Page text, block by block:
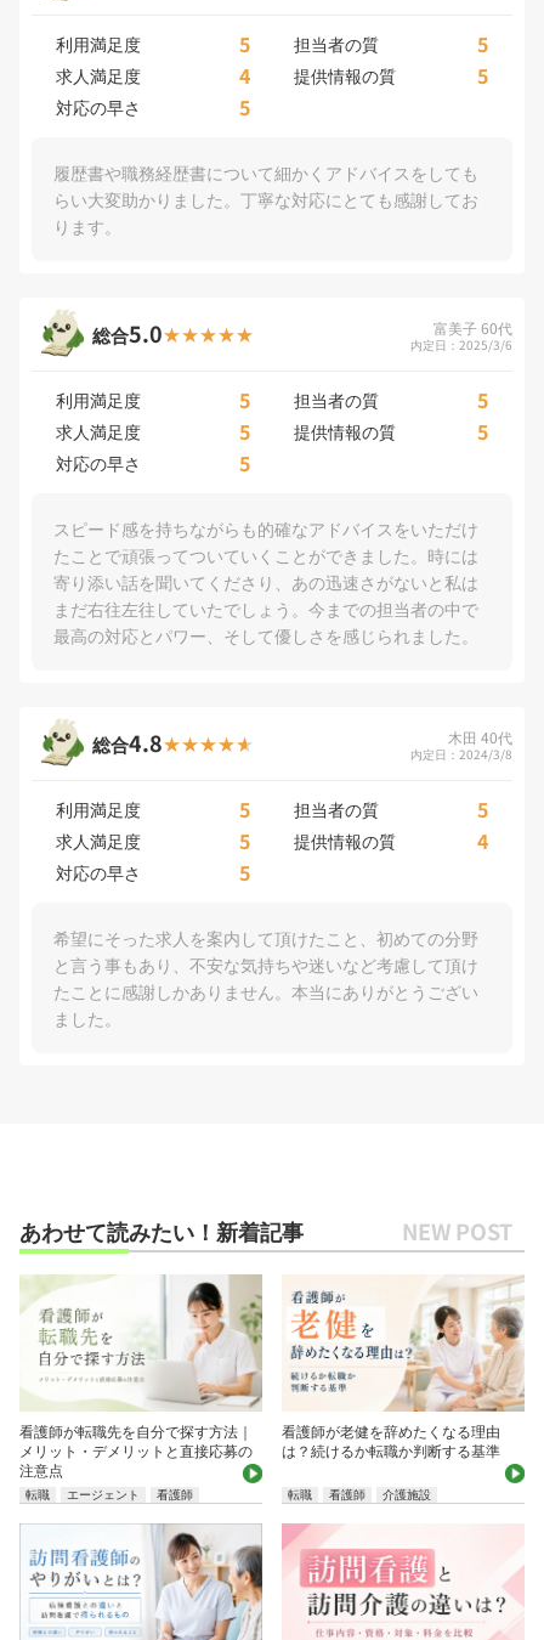
利用満足度 5 担当者の質 5
求人満足度 4 提供情報の質 5
対応の早さ 5
履歴書や職務経歴書について細かくアドバイスをしても
らい大変助かりました。丁寧な対応にとても感謝してお
ります。
総合5.0 富美子 60代
内定日：2025/3/6
利用満足度 5 担当者の質 5
求人満足度 5 提供情報の質 5
対応の早さ 5
スピード感を持ちながらも的確なアドバイスをいただけ
たことで頑張ってついていくことができました。時には
寄り添い話を聞いてくださり、あの迅速さがないと私は
まだ右往左往していたでしょう。今までの担当者の中で
最高の対応とパワー、そして優しさを感じられました。
総合4.8 木田 40代
内定日：2024/3/8
利用満足度 5 担当者の質 5
求人満足度 5 提供情報の質 4
対応の早さ 5
希望にそった求人を案内して頂けたこと、初めての分野
と言う事もあり、不安な気持ちや迷いなど考慮して頂け
たことに感謝しかありません。本当にありがとうござい
ました。
あわせて読みたい！新着記事
看護師が転職先を自分で探す方法｜
メリット・デメリットと直接応募の
注意点
転職 エージェント 看護師
看護師が老健を辞めたくなる理由
は？続けるか転職か判断する基準
転職 看護師 介護施設